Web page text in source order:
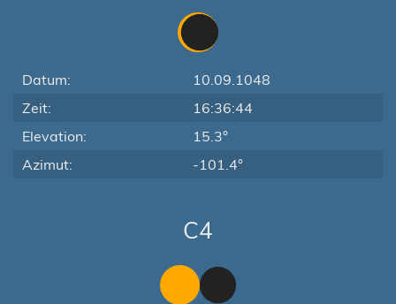
Datum:
10.09.1048
Zeit:
16:36:44
Elevation:
15.3°
Azimut:
-101.4°
C4